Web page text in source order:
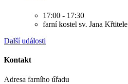
17:00 - 17:30
farní kostel sv. Jana Křtitele
Další události
Kontakt
Adresa farního úřadu